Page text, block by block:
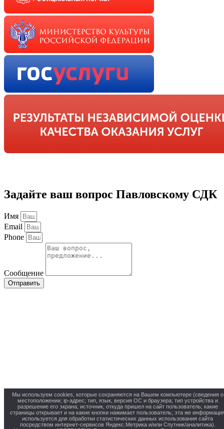
Мы используем cookies, которые сохраняются на Вашем компьютере (сведения о
местоположении; ip-адрес; тип, язык, версия ОС и браузера; тип устройства и
разрешение его экрана; источник, откуда пришел на сайт пользователь; какие
страницы открывает и на какие кнопки нажимает пользователь; эта же
используется для обработки статистических данных использования сайта
посредством интернет-сервисов Яндекс.Метрика и/или Спутник/аналитика).
Задайте ваш вопрос Павловскому СДК
Имя
Email
Phone
Сообщение
Отправить